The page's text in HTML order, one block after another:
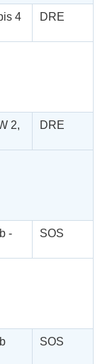
4
DRE
2,
DRE
-
SOS
SOS